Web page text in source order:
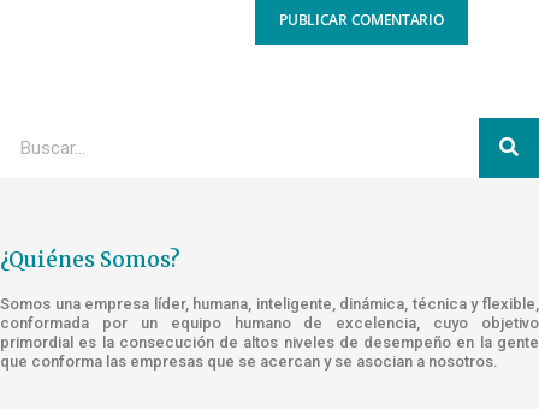
¿Quiénes Somos?
Somos una empresa líder, humana, inteligente, dinámica, técnica y flexible,
conformada por un equipo humano de excelencia, cuyo objetivo
primordial es la consecución de altos niveles de desempeño en la gente
que conforma las empresas que se acercan y se asocian a nosotros.